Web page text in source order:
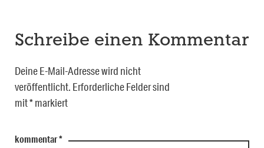
Schreibe einen Kommentar
Deine E-Mail-Adresse wird nicht
veröffentlicht. Erforderliche Felder sind
mit*markiert
kommentar*